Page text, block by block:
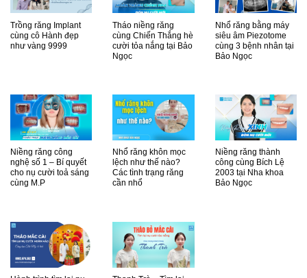
Trồng răng Implant
cùng cô Hành đẹp
như vàng 9999
Tháo niềng răng
cùng Chiến Thắng hè
cười tỏa nắng tại Bảo
Ngọc
Nhổ răng bằng máy
siêu âm Piezotome
cùng 3 bệnh nhân tại
Bảo Ngọc
Niềng răng công
nghệ số 1 – Bí quyết
cho nụ cười toả sáng
cùng M.P
Nhổ răng khôn mọc
lệch như thế nào?
Các tình trạng răng
cần nhổ
Niềng răng thành
công cùng Bích Lệ
2003 tại Nha khoa
Bảo Ngọc